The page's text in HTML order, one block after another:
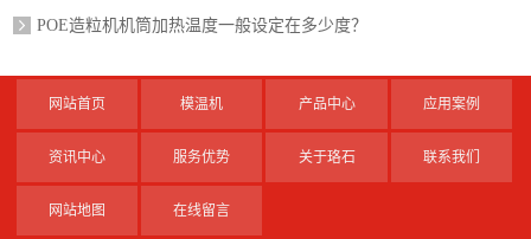
POE造粒机机筒加热温度一般设定在多少度？
网站首页 模温机 产品中心 应用案例
资讯中心 服务优势 关于珞石 联系我们
网站地图 在线留言